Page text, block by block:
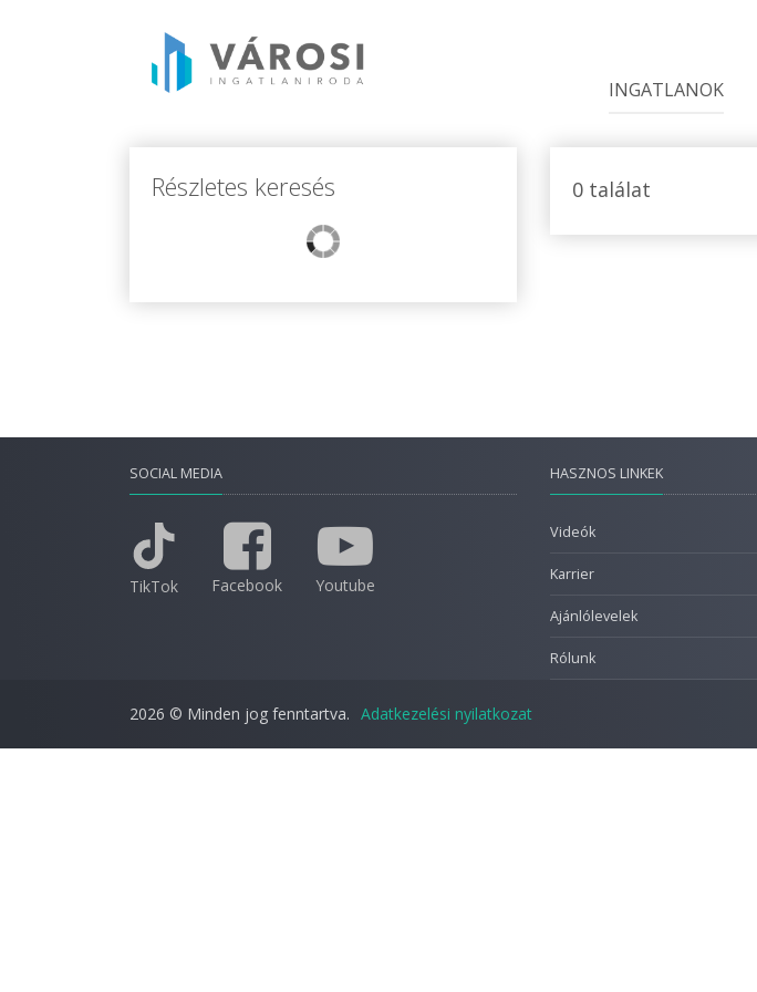
INGATLANOK
Részletes keresés 0 találat
SOCIAL MEDIA
TikTok Facebook Youtube
HASZNOS LINKEK
Videók
Karrier
Ajánlólevelek
Rólunk
2026 © Minden jog fenntartva. Adatkezelési nyilatkozat